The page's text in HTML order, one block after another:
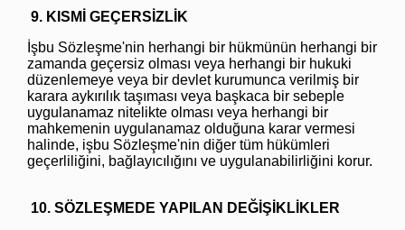
9. KISMİ GEÇERSİZLİK
İşbu Sözleşme'nin herhangi bir hükmünün herhangi bir
zamanda geçersiz olması veya herhangi bir hukuki
düzenlemeye veya bir devlet kurumunca verilmiş bir
karara aykırılık taşıması veya başkaca bir sebeple
uygulanamaz nitelikte olması veya herhangi bir
mahkemenin uygulanamaz olduğuna karar vermesi
halinde, işbu Sözleşme'nin diğer tüm hükümleri
geçerliliğini, bağlayıcılığını ve uygulanabilirliğini korur.
10. SÖZLEŞMEDE YAPILAN DEĞİŞİKLİKLER